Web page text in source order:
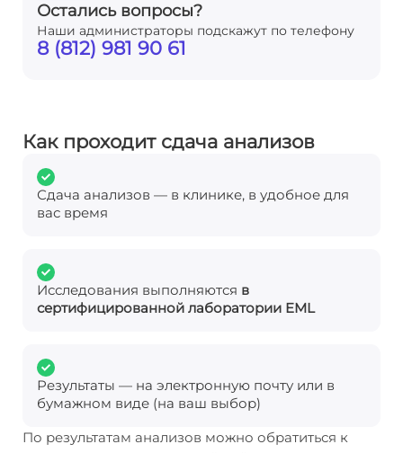
Остались вопросы?
Наши администраторы подскажут по телефону
8 (812) 981 90 61
Как проходит сдача анализов
Сдача анализов — в клинике, в удобное для
вас время
Исследования выполняются в
сертифицированной лаборатории EML
Результаты — на электронную почту или в
бумажном виде (на ваш выбор)
По результатам анализов можно обратиться к